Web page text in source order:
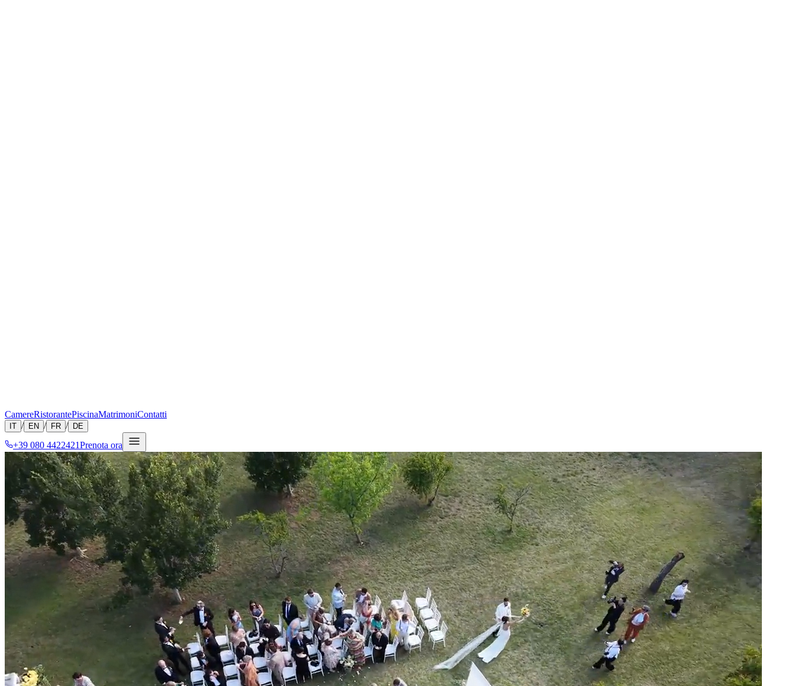
CamereRistorantePiscinaMatrimoniContatti
IT / EN / FR / DE
+39 080 4422421Prenota ora